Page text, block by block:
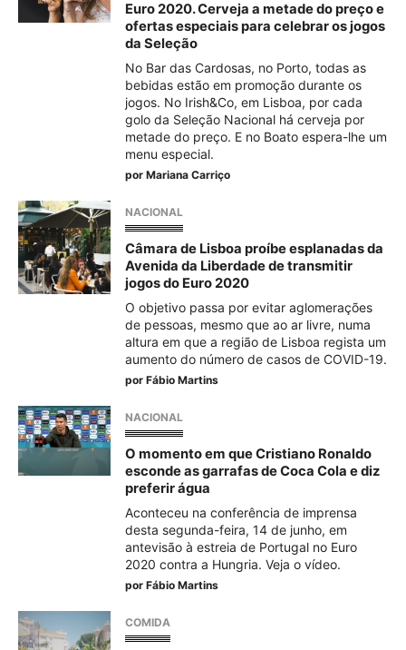
Euro 2020. Cerveja a metade do preço e
ofertas especiais para celebrar os jogos
da Seleção
No Bar das Cardosas, no Porto, todas as
bebidas estão em promoção durante os
jogos. No Irish&Co, em Lisboa, por cada
golo da Seleção Nacional há cerveja por
metade do preço. E no Boato espera-lhe um
menu especial.
por Mariana Carriço
NACIONAL
Câmara de Lisboa proíbe esplanadas da
Avenida da Liberdade de transmitir
jogos do Euro 2020
O objetivo passa por evitar aglomerações
de pessoas, mesmo que ao ar livre, numa
altura em que a região de Lisboa regista um
aumento do número de casos de COVID-19.
por Fábio Martins
NACIONAL
O momento em que Cristiano Ronaldo
esconde as garrafas de Coca Cola e diz
preferir água
Aconteceu na conferência de imprensa
desta segunda-feira, 14 de junho, em
antevisão à estreia de Portugal no Euro
2020 contra a Hungria. Veja o vídeo.
por Fábio Martins
COMIDA